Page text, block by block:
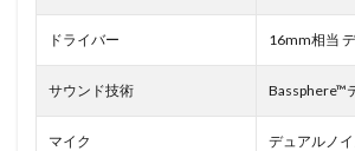
ドライバー 16mm相当
サウンド技術 Bassphere™
マイク デュアルノ